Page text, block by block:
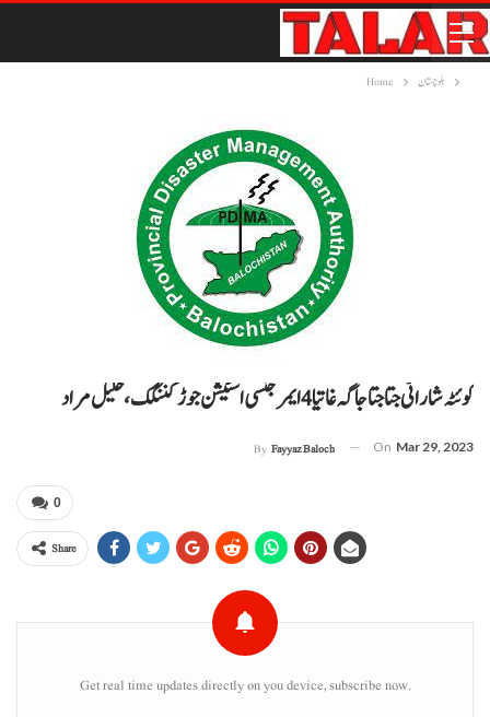
Home بلوچستان
کوئٹہ شار اٹی جتا جتا جاگہ غاتیا 4 ایمرجنسی اسٹیشن جوڑ کننگک، خلیل مراد
By Fayyaz Baloch On Mar 29, 2023
0
Share
Get real time updates directly on you device, subscribe now.